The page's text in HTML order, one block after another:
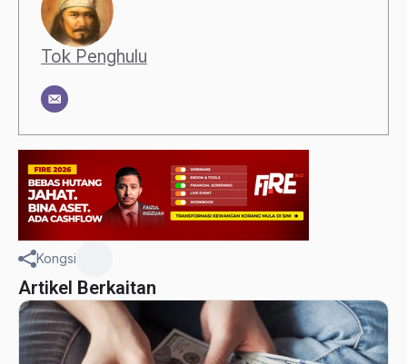
Tok Penghulu
Kongsi
Artikel Berkaitan